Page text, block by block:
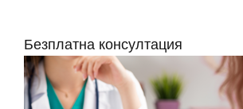
Безплатна консултация